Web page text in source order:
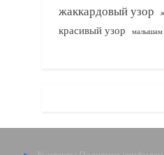
жаккардовый узор
красивый узор малышам